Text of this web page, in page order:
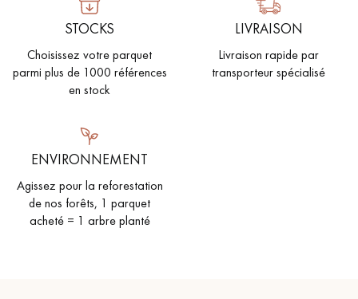
VOUS AVEZ UN PROJET ?
Nos experts sont à votre disposition pour vous guider pas à
pas dans le choix et la pose de votre parquet.
Un expert Décoplus Parquets vous appelle
STOCKS
Choisissez votre parquet
parmi plus de 1000 références
en stock
LIVRAISON
Livraison rapide par
transporteur spécialisé
ENVIRONNEMENT
Agissez pour la reforestation
de nos forêts, 1 parquet
acheté = 1 arbre planté